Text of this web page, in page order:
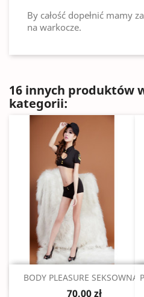
By całość dopełnić mamy
na warkocze.
16 innych produktów
kategorii:
 Szybki podgląd
BODY PLEASURE SEKSOWNA...
70,00 zł